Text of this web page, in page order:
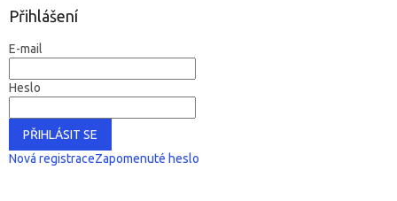
Přihlášení
E-mail
Heslo
PŘIHLÁSIT SE
Nová registraceZapomenuté heslo